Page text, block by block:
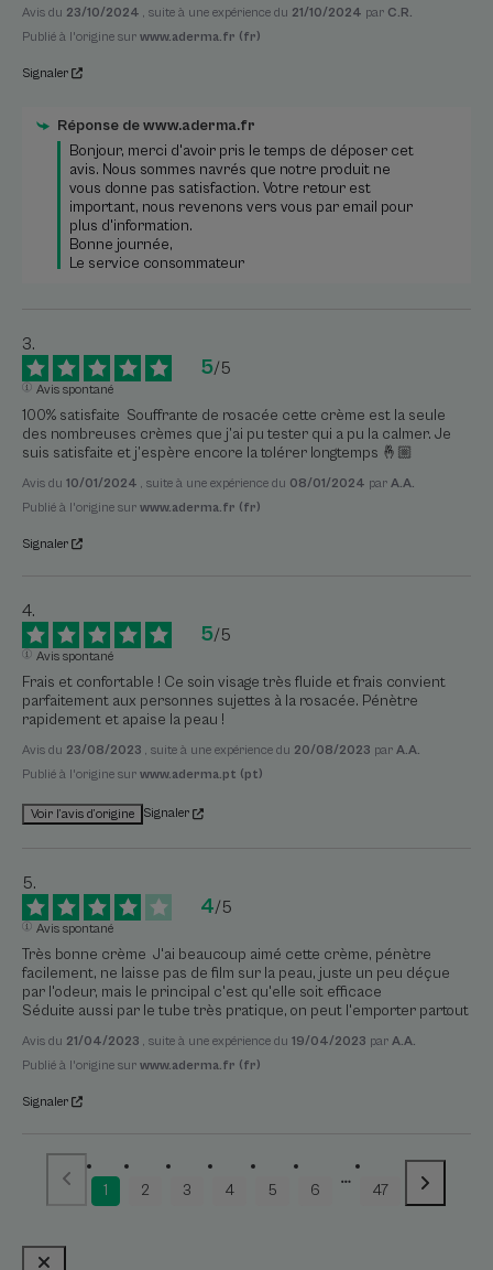
Avis du 23/10/2024 , suite à une expérience du 21/10/2024 par C.R.
Publié à l'origine sur www.aderma.fr (fr)
Signaler
Réponse dewww.aderma.fr
Bonjour, merci d'avoir pris le temps de déposer cet
avis. Nous sommes navrés que notre produit ne
vous donne pas satisfaction. Votre retour est
important, nous revenons vers vous par email pour
plus d'information.
Bonne journée,
Le service consommateur
5/5
Avis spontané
100% satisfaite  Souffrante de rosacée cette crème est la seule
des nombreuses crèmes que j’ai pu tester qui a pu la calmer. Je
suis satisfaite et j’espère encore la tolérer longtemps 🤞🏼
Avis du 10/01/2024 , suite à une expérience du 08/01/2024 par A.A.
Publié à l'origine sur www.aderma.fr (fr)
Signaler
5/5
Avis spontané
Frais et confortable ! Ce soin visage très fluide et frais convient
parfaitement aux personnes sujettes à la rosacée. Pénètre
rapidement et apaise la peau !
Avis du 23/08/2023 , suite à une expérience du 20/08/2023 par A.A.
Publié à l'origine sur www.aderma.pt (pt)
Voir l’avis d’origine Signaler
4/5
Avis spontané
Très bonne crème  J'ai beaucoup aimé cette crème, pénètre
facilement, ne laisse pas de film sur la peau, juste un peu déçue
par l'odeur, mais le principal c'est qu'elle soit efficace
Séduite aussi par le tube très pratique, on peut l'emporter partout
Avis du 21/04/2023 , suite à une expérience du 19/04/2023 par A.A.
Publié à l'origine sur www.aderma.fr (fr)
Signaler
1 2 3 4 5 6 47